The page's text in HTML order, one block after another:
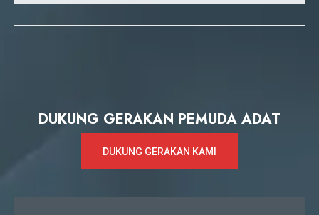
DUKUNG GERAKAN PEMUDA ADAT
DUKUNG GERAKAN KAMI